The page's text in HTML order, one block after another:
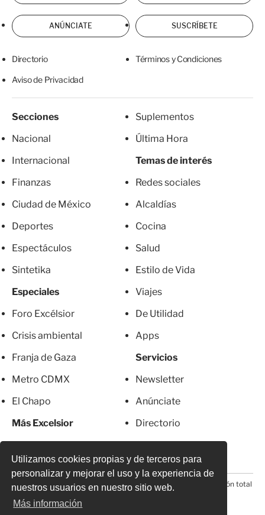
Utilizamos cookies propias y de terceros para
personalizar y mejorar el uso y la experiencia de
nuestros usuarios en nuestro sitio web.
Más información
ANÚNCIATE SUSCRÍBETE
Directorio Términos y Condiciones
Aviso de Privacidad
Secciones
Nacional
Internacional
Finanzas
Ciudad de México
Deportes
Espectáculos
Sintetika
Especiales
Foro Excélsior
Crisis ambiental
Franja de Gaza
Metro CDMX
El Chapo
Más Excelsior
Suplementos
Última Hora
Temas de interés
Redes sociales
Alcaldías
Cocina
Salud
Estilo de Vida
Viajes
De Utilidad
Apps
Servicios
Newsletter
Anúnciate
Directorio
© 2026 Todos los derechos reservados. Prohibida la reproducción total
o parcial, incluyendo cualquier medio electrónico*